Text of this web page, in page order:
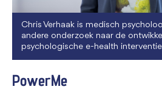
Chris Verhaak is medisch
andere onderzoek naar de
psychologische e-health
PowerMe